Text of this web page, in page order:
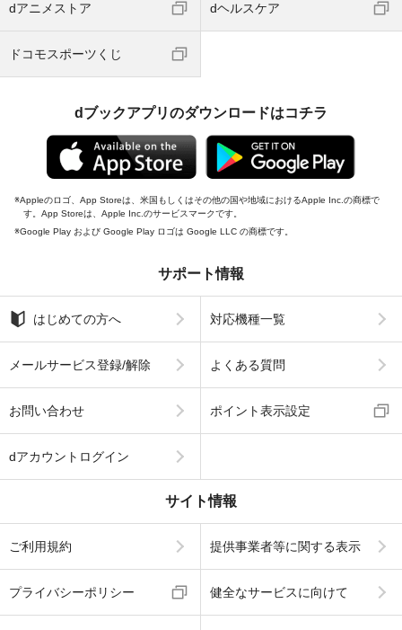
dアニメストア dヘルスケア
ドコモスポーツくじ
dブックアプリのダウンロードはコチラ
Appleのロゴ、App Storeは、米国もしくはその他の国や地域におけるApple Inc.の商標で
す。App Storeは、Apple Inc.のサービスマークです。
Google Play および Google Play ロゴは Google LLC の商標です。
サポート情報
はじめての方へ 対応機種一覧
メールサービス登録/解除 よくある質問
お問い合わせ ポイント表示設定
dアカウントログイン
サイト情報
ご利用規約 提供事業者等に関する表示
プライバシーポリシー 健全なサービスに向けて